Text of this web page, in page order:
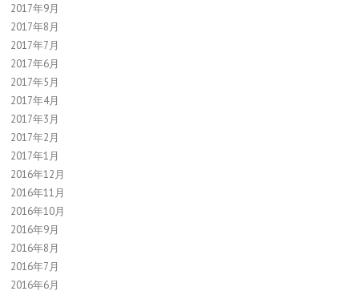
2017年9月
2017年8月
2017年7月
2017年6月
2017年5月
2017年4月
2017年3月
2017年2月
2017年1月
2016年12月
2016年11月
2016年10月
2016年9月
2016年8月
2016年7月
2016年6月